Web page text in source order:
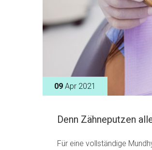
09 Apr 2021
Denn Zähneputzen
Für eine vollständige